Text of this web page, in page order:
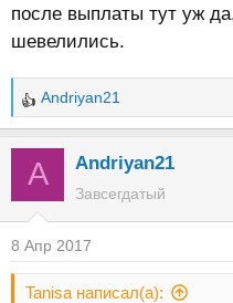
после выплаты тут уж
шевелились.
Р
е
ц
и
:
Andriyan21
A Andriyan21
Завсегдатый
8 Апр 2017
Tanisa написал(а):